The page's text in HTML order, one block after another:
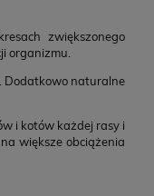
zwiększonego
organizmu.
Dodatkowo naturalne
i kotów każdej rasy i
większe obciążenia